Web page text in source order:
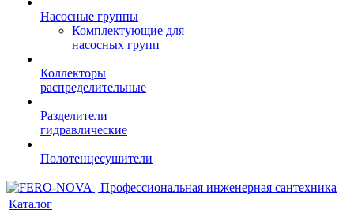
Насосные группы
Комплектующие для
насосных групп
Коллекторы
распределительные
Разделители
гидравлические
Полотенцесушители
Каталог